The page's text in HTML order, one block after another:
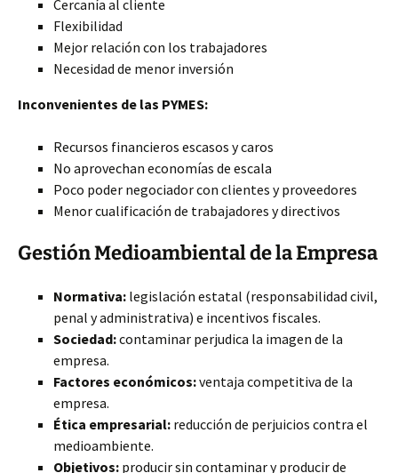
Cercanía al cliente
Flexibilidad
Mejor relación con los trabajadores
Necesidad de menor inversión
Inconvenientes de las PYMES:
Recursos financieros escasos y caros
No aprovechan economías de escala
Poco poder negociador con clientes y proveedores
Menor cualificación de trabajadores y directivos
Gestión Medioambiental de la Empresa
Normativa: legislación estatal (responsabilidad civil,
penal y administrativa) e incentivos fiscales.
Sociedad:contaminar perjudica la imagen de la
empresa.
Factores económicos:ventaja competitiva de la
empresa.
Ética empresarial: reducción de perjuicios contra el
medioambiente.
Objetivos: producir sin contaminar y producir de